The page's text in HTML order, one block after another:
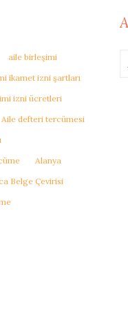
aile birleşimi
ikamet izni şartları
izni ücretleri
Aile defteri tercümesi
Alanya
Belge Çevirisi